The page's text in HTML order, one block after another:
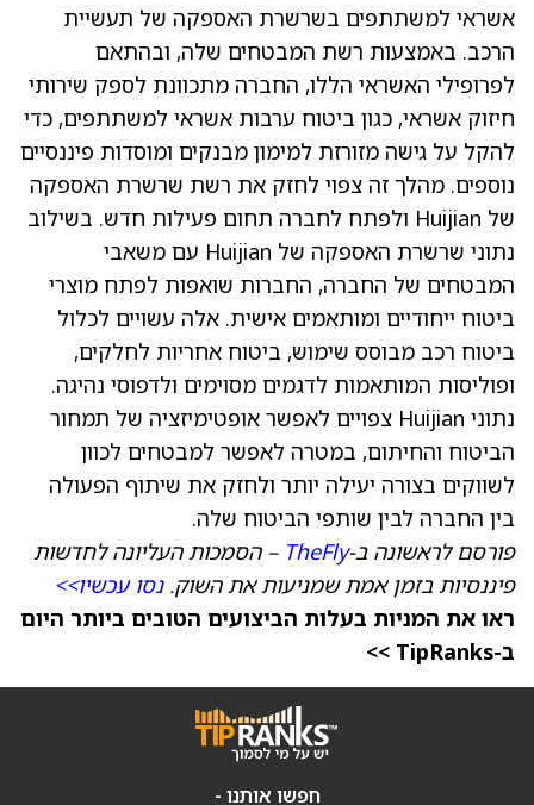
אשראי למשתתפים בשרשרת האספקה של תעשיית
הרכב. באמצעות רשת המבטחים שלה, ובהתאם
לפרופילי האשראי הללו, החברה מתכוונת לספק שירותי
חיזוק אשראי, כגון ביטוח ערבות אשראי למשתתפים, כדי
להקל על גישה מזורזת למימון מבנקים ומוסדות פיננסיים
נוספים. מהלך זה צפוי לחזק את רשת שרשרת האספקה
של Huijian ולפתח לחברה תחום פעילות חדש. בשילוב
נתוני שרשרת האספקה של Huijian עם משאבי
המבטחים של החברה, החברות שואפות לפתח מוצרי
ביטוח ייחודיים ומותאמים אישית. אלה עשויים לכלול
ביטוח רכב מבוסס שימוש, ביטוח אחריות לחלקים,
ופוליסות המותאמות לדגמים מסוימים ולדפוסי נהיגה.
נתוני Huijian צפויים לאפשר אופטימיזציה של תמחור
הביטוח והחיתום, במטרה לאפשר למבטחים לכוון
לשווקים בצורה יעילה יותר ולחזק את שיתוף הפעולה
בין החברה לבין שותפי הביטוח שלה.
פורסם לראשונה ב-TheFly – הסמכות העליונה לחדשות
פיננסיות בזמן אמת שמניעות את השוק.נסו עכשיו>>
ראו את המניות בעלות הביצועים הטובים ביותר היום
ב-TipRanks >>
חפשו אותנו -